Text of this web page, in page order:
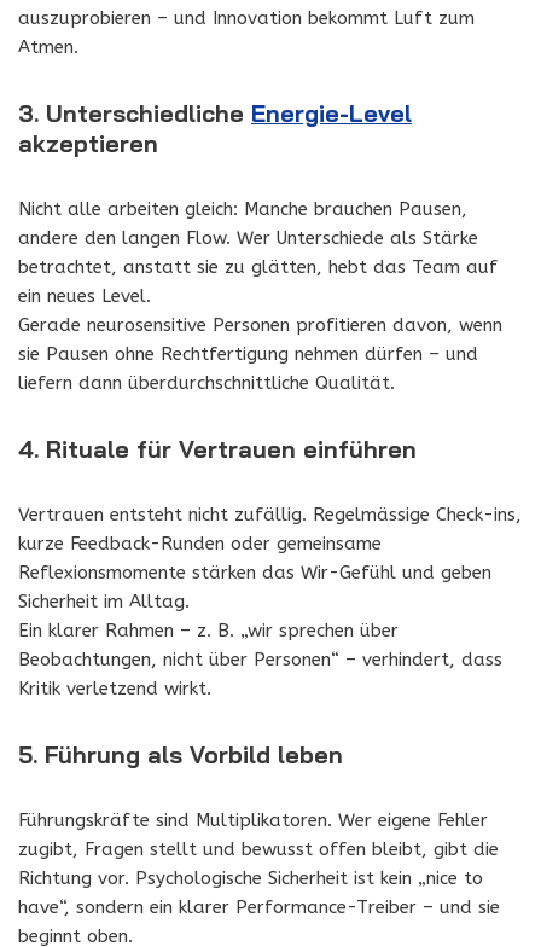
auszuprobieren – und Innovation bekommt Luft zum
Atmen.
3. Unterschiedliche Energie-Level
akzeptieren
Nicht alle arbeiten gleich: Manche brauchen Pausen,
andere den langen Flow. Wer Unterschiede als Stärke
betrachtet, anstatt sie zu glätten, hebt das Team auf
ein neues Level.
Gerade neurosensitive Personen profitieren davon, wenn
sie Pausen ohne Rechtfertigung nehmen dürfen – und
liefern dann überdurchschnittliche Qualität.
4. Rituale für Vertrauen einführen
Vertrauen entsteht nicht zufällig. Regelmässige Check-ins,
kurze Feedback-Runden oder gemeinsame
Reflexionsmomente stärken das Wir-Gefühl und geben
Sicherheit im Alltag.
Ein klarer Rahmen – z. B. „wir sprechen über
Beobachtungen, nicht über Personen“ – verhindert, dass
Kritik verletzend wirkt.
5. Führung als Vorbild leben
Führungskräfte sind Multiplikatoren. Wer eigene Fehler
zugibt, Fragen stellt und bewusst offen bleibt, gibt die
Richtung vor. Psychologische Sicherheit ist kein „nice to
have“, sondern ein klarer Performance-Treiber – und sie
beginnt oben.